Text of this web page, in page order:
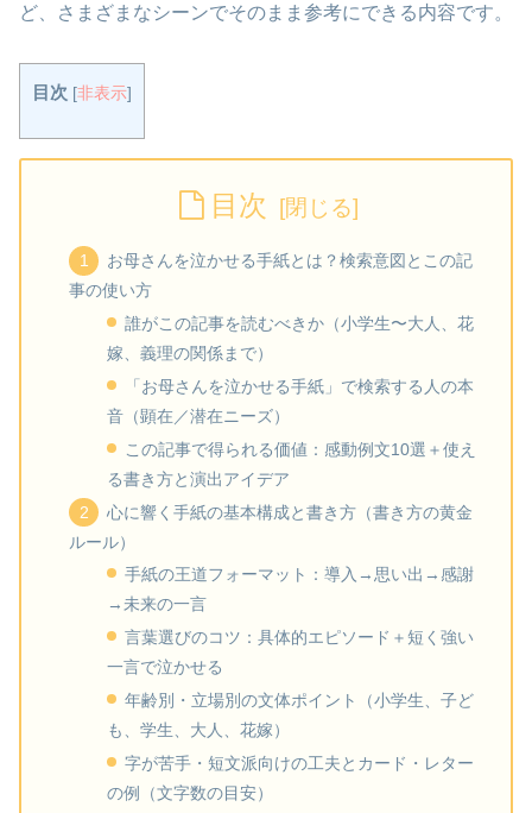
ど、さまざまなシーンでそのまま参考にできる内容です。
目次 [非表示]
目次
お母さんを泣かせる手紙とは？検索意図とこの記
事の使い方
誰がこの記事を読むべきか（小学生〜大人、花
嫁、義理の関係まで）
「お母さんを泣かせる手紙」で検索する人の本
音（顕在／潜在ニーズ）
この記事で得られる価値：感動例文10選＋使え
る書き方と演出アイデア
心に響く手紙の基本構成と書き方（書き方の黄金
ルール）
手紙の王道フォーマット：導入→思い出→感謝
→未来の一言
言葉選びのコツ：具体的エピソード＋短く強い
一言で泣かせる
年齢別・立場別の文体ポイント（小学生、子ど
も、学生、大人、花嫁）
字が苦手・短文派向けの工夫とカード・レター
の例（文字数の目安）